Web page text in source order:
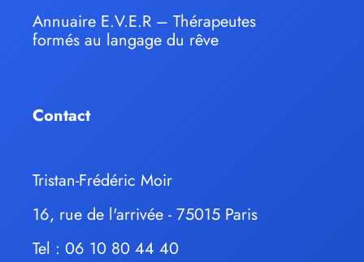
Annuaire E.V.E.R – Thérapeutes
formés au langage du rêve
Contact
Tristan-Frédéric Moir
16, rue de l'arrivée - 75015 Paris
Tel : 06 10 80 44 40